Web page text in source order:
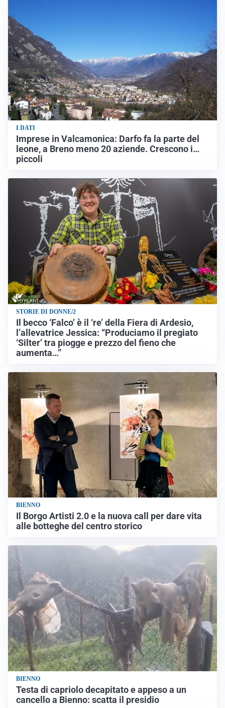
I DATI
Imprese in Valcamonica: Darfo fa la parte del
leone, a Breno meno 20 aziende. Crescono i…
piccoli
STORIE DI DONNE/2
Il becco ‘Falco’ è il ‘re’ della Fiera di Ardesio,
l’allevatrice Jessica: “Produciamo il pregiato
‘Silter’ tra piogge e prezzo del fieno che
aumenta…”
BIENNO
Il Borgo Artisti 2.0 e la nuova call per dare vita
alle botteghe del centro storico
BIENNO
Testa di capriolo decapitato e appeso a un
cancello a Bienno: scatta il presidio